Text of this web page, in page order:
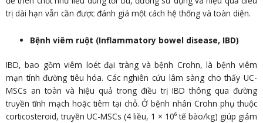
trị dài hạn vẫn cần được đánh giá một cách hệ thống và toàn diện.
Bệnh viêm ruột (Inflammatory bowel disease, IBD)
IBD, bao gồm viêm loét đại tràng và bệnh Crohn, là bệnh viêm
mạn tính đường tiêu hóa. Các nghiên cứu lâm sàng cho thấy UC-
MSCs an toàn và hiệu quả trong điều trị IBD thông qua đường
truyền tĩnh mạch hoặc tiêm tại chỗ. Ở bệnh nhân Crohn phụ thuộc
corticosteroid, truyền UC-MSCs (4 liều, 1 × 10⁶ tế bào/kg) giúp giảm